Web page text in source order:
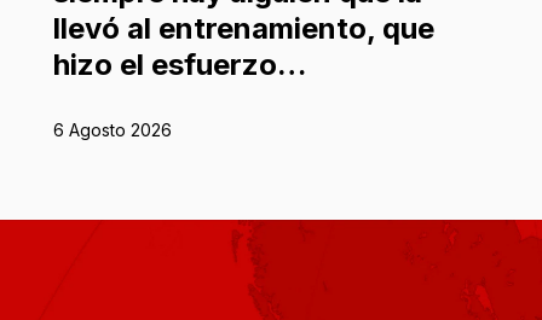
llevó al entrenamiento, que
hizo el esfuerzo…
6 Agosto 2026